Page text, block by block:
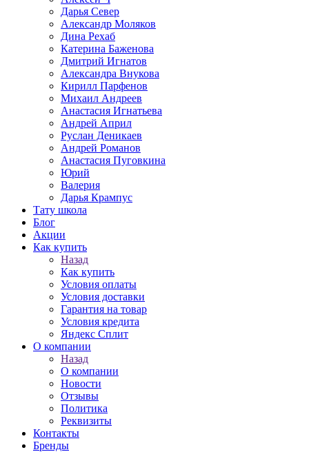
Дарья Север
Александр Моляков
Дина Рехаб
Катерина Баженова
Дмитрий Игнатов
Александра Внукова
Кирилл Парфенов
Михаил Андреев
Анастасия Игнатьева
Андрей Април
Руслан Деникаев
Андрей Романов
Анастасия Пуговкина
Юрий
Валерия
Дарья Крампус
Тату школа
Блог
Акции
Как купить
Назад
Как купить
Условия оплаты
Условия доставки
Гарантия на товар
Условия кредита
Яндекс Сплит
О компании
Назад
О компании
Новости
Отзывы
Политика
Реквизиты
Контакты
Бренды